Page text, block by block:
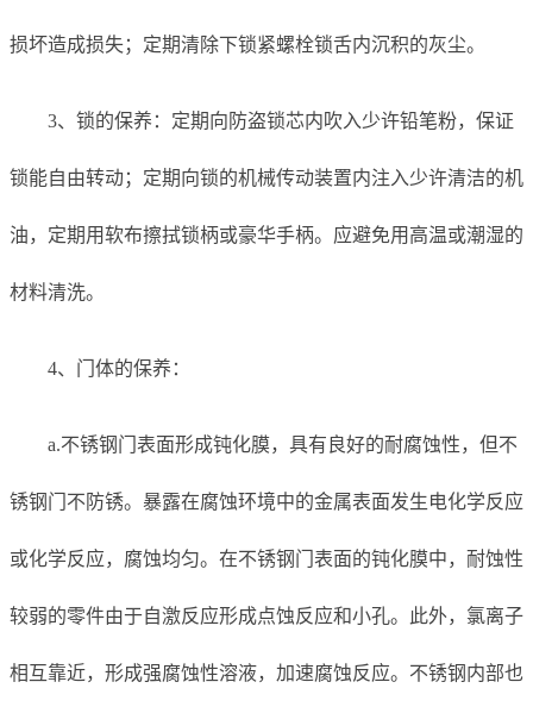
损坏造成损失；定期清除下锁紧螺栓锁舌内沉积的灰尘。
3、锁的保养：定期向防盗锁芯内吹入少许铅笔粉，保证
锁能自由转动；定期向锁的机械传动装置内注入少许清洁的机
油，定期用软布擦拭锁柄或豪华手柄。应避免用高温或潮湿的
材料清洗。
4、门体的保养：
a.不锈钢门表面形成钝化膜，具有良好的耐腐蚀性，但不
锈钢门不防锈。暴露在腐蚀环境中的金属表面发生电化学反应
或化学反应，腐蚀均匀。在不锈钢门表面的钝化膜中，耐蚀性
较弱的零件由于自激反应形成点蚀反应和小孔。此外，氯离子
相互靠近，形成强腐蚀性溶液，加速腐蚀反应。不锈钢内部也